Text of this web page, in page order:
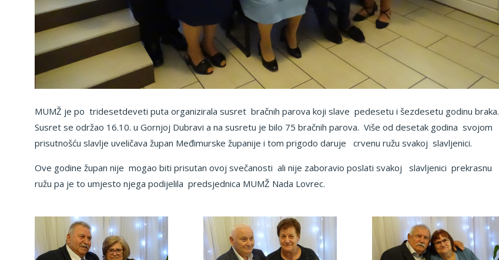
MUMŽ je po tridesetdeveti puta organizirala susret bračnih parova koji slave pedesetu i šezdesetu godinu braka.
Susret se održao 16.10. u Gornjoj Dubravi a na susretu je bilo 75 bračnih parova. Više od desetak godina svojom
prisutnošću slavlje uveličava župan Međimurske županije i tom prigodo daruje crvenu ružu svakoj slavljenici.
Ove godine župan nije mogao biti prisutan ovoj svečanosti ali nije zaboravio poslati svakoj slavljenici prekrasnu
ružu pa je to umjesto njega podijelila predsjednica MUMŽ Nada Lovrec.